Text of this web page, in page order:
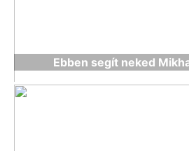
Ebben segít neked